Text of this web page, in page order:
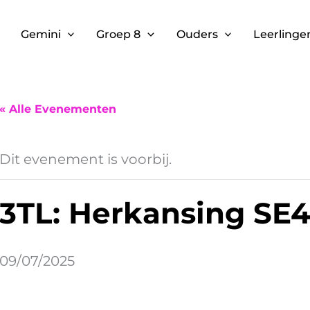
Gemini Groep 8 Ouders
« Alle Evenementen
Dit evenement is voorbij.
3TL: Herkansing SE4
09/07/2025